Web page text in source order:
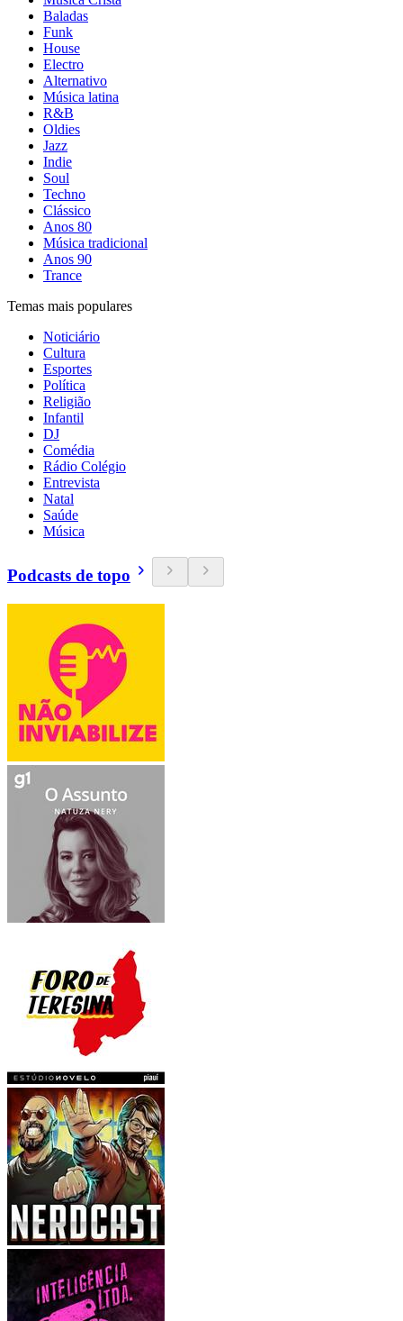
Baladas
Funk
House
Electro
Alternativo
Música latina
R&B
Oldies
Jazz
Indie
Soul
Techno
Clássico
Anos 80
Música tradicional
Anos 90
Trance
Temas mais populares
Noticiário
Cultura
Esportes
Política
Religião
Infantil
DJ
Comédia
Rádio Colégio
Entrevista
Natal
Saúde
Música
Podcasts de topo